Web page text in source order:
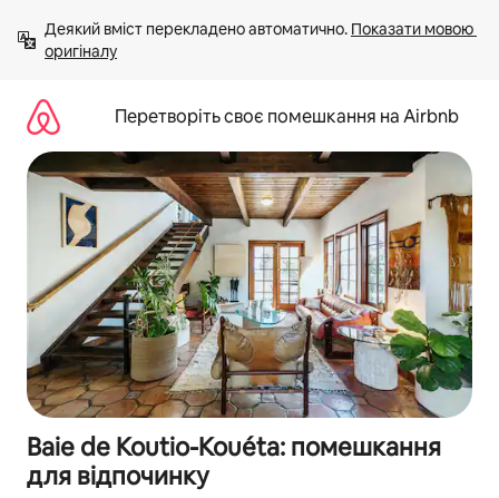
вмісту
Деякий вміст перекладено автоматично. Показати мовою
оригіналу
Перетворіть своє помешкання на Airbnb
Baie de Koutio-Kouéta: помешкання
для відпочинку